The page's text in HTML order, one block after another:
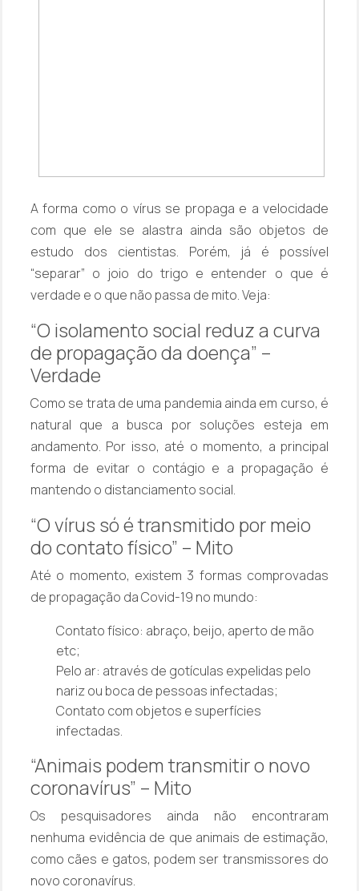
A forma como o vírus se propaga e a velocidade
com que ele se alastra ainda são objetos de
estudo dos cientistas. Porém, já é possível
“separar” o joio do trigo e entender o que é
verdade e o que não passa de mito. Veja:
“O isolamento social reduz a curva
de propagação da doença” –
Verdade
Como se trata de uma pandemia ainda em curso, é
natural que a busca por soluções esteja em
andamento. Por isso, até o momento, a principal
forma de evitar o contágio e a propagação é
mantendo o distanciamento social.
“O vírus só é transmitido por meio
do contato físico” – Mito
Até o momento, existem 3 formas comprovadas
de propagação da Covid-19 no mundo:
Contato físico: abraço, beijo, aperto de mão
etc;
Pelo ar: através de gotículas expelidas pelo
nariz ou boca de pessoas infectadas;
Contato com objetos e superfícies
infectadas.
“Animais podem transmitir o novo
coronavírus” – Mito
Os pesquisadores ainda não encontraram
nenhuma evidência de que animais de estimação,
como cães e gatos, podem ser transmissores do
novo coronavírus.